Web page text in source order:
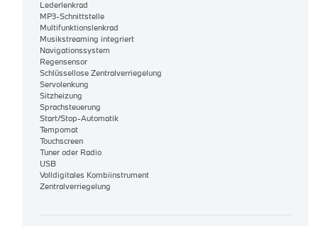
Lederlenkrad
MP3-Schnittstelle
Multifunktionslenkrad
Musikstreaming integriert
Navigationssystem
Regensensor
Schlüssellose Zentralverriegelung
Servolenkung
Sitzheizung
Sprachsteuerung
Start/Stop-Automatik
Tempomat
Touchscreen
Tuner oder Radio
USB
Volldigitales Kombiinstrument
Zentralverriegelung